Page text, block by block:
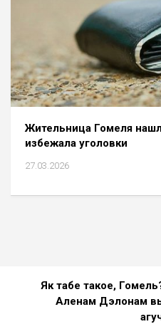
Жительница Гомеля
избежала уголовки
27.03.2026
Як табе такое,
Аленам Дэлонам